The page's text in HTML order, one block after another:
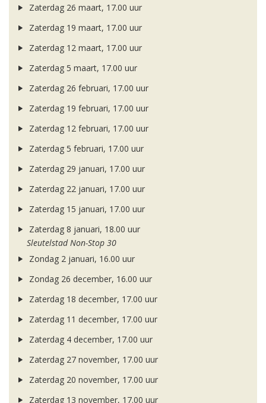
Zaterdag 26 maart, 17.00 uur
Zaterdag 19 maart, 17.00 uur
Zaterdag 12 maart, 17.00 uur
Zaterdag 5 maart, 17.00 uur
Zaterdag 26 februari, 17.00 uur
Zaterdag 19 februari, 17.00 uur
Zaterdag 12 februari, 17.00 uur
Zaterdag 5 februari, 17.00 uur
Zaterdag 29 januari, 17.00 uur
Zaterdag 22 januari, 17.00 uur
Zaterdag 15 januari, 17.00 uur
Zaterdag 8 januari, 18.00 uur
Sleutelstad Non-Stop 30
Zondag 2 januari, 16.00 uur
Zondag 26 december, 16.00 uur
Zaterdag 18 december, 17.00 uur
Zaterdag 11 december, 17.00 uur
Zaterdag 4 december, 17.00 uur
Zaterdag 27 november, 17.00 uur
Zaterdag 20 november, 17.00 uur
Zaterdag 13 november, 17.00 uur